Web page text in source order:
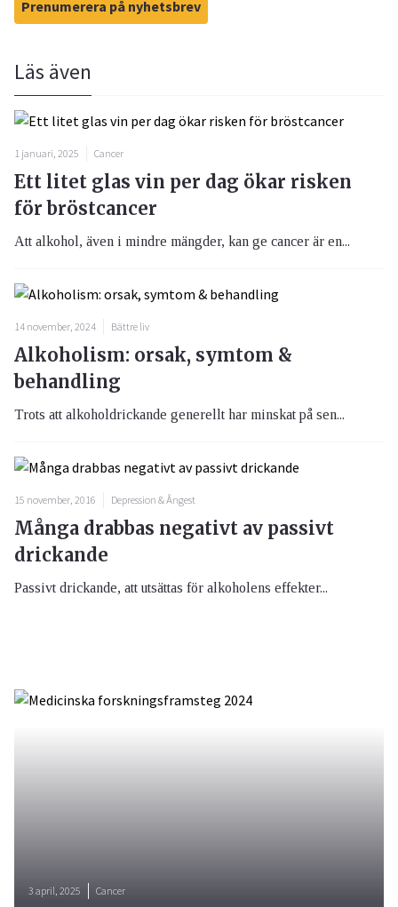
Prenumerera på nyhetsbrev
Läs även
1 januari, 2025 Cancer
Ett litet glas vin per dag ökar risken
för bröstcancer
Att alkohol, även i mindre mängder, kan ge cancer är en...
14 november, 2024 Bättre liv
Alkoholism: orsak, symtom &
behandling
Trots att alkoholdrickande generellt har minskat på sen...
15 november, 2016 Depression & Ångest
Många drabbas negativt av passivt
drickande
Passivt drickande, att utsättas för alkoholens effekter...
3 april, 2025 Cancer